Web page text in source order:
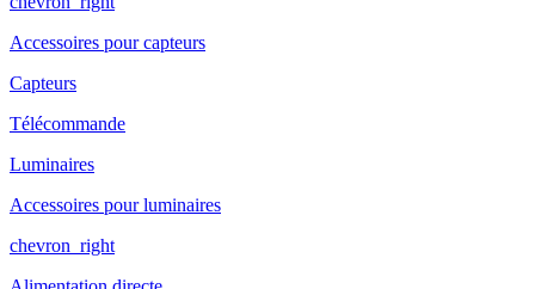
Accessoires pour capteurs
Capteurs
Télécommande
Luminaires
Accessoires pour luminaires
chevron_right